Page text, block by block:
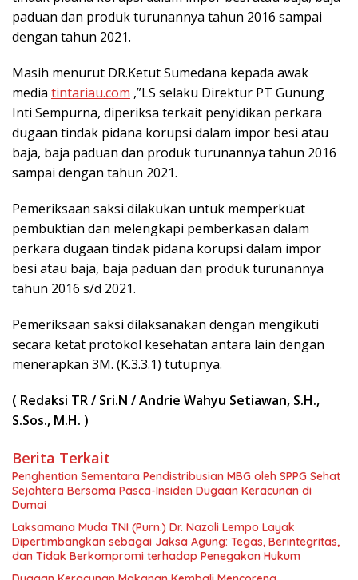
paduan dan produk turunannya tahun 2016 sampai
dengan tahun 2021.
Masih menurut DR.Ketut Sumedana kepada awak
media tintariau.com ,”LS selaku Direktur PT Gunung
Inti Sempurna, diperiksa terkait penyidikan perkara
dugaan tindak pidana korupsi dalam impor besi atau
baja, baja paduan dan produk turunannya tahun 2016
sampai dengan tahun 2021.
Pemeriksaan saksi dilakukan untuk memperkuat
pembuktian dan melengkapi pemberkasan dalam
perkara dugaan tindak pidana korupsi dalam impor
besi atau baja, baja paduan dan produk turunannya
tahun 2016 s/d 2021.
Pemeriksaan saksi dilaksanakan dengan mengikuti
secara ketat protokol kesehatan antara lain dengan
menerapkan 3M. (K.3.3.1) tutupnya.
( Redaksi TR / Sri.N / Andrie Wahyu Setiawan, S.H.,
S.Sos., M.H. )
Berita Terkait
Penghentian Sementara Pendistribusian MBG oleh SPPG Sehat
Sejahtera Bersama Pasca-Insiden Dugaan Keracunan di
Dumai
Laksamana Muda TNI (Purn.) Dr. Nazali Lempo Layak
Dipertimbangkan sebagai Jaksa Agung: Tegas, Berintegritas,
dan Tidak Berkompromi terhadap Penegakan Hukum